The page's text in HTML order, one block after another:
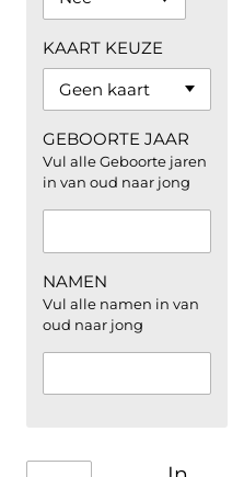
KAART KEUZE
GEBOORTE JAAR
Vul alle Geboorte jaren
in van oud naar jong
NAMEN
Vul alle namen in van
oud naar jong